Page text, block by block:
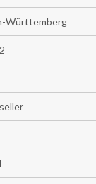
Württemberg